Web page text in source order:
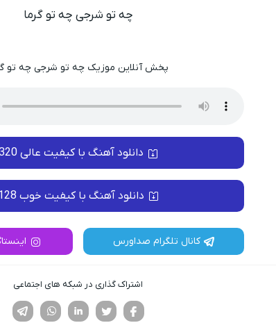
چه تو شرجی چه تو گرما
پخش آنلاین موزیک چه تو شرجی چه تو
دانلود آهنگ با کیفیت عالی 320
دانلود آهنگ با کیفیت خوب 128
کانال تلگرام صداورس
اشتراک گذاری در شبکه های اجتماعی
تویتر
فیسوک